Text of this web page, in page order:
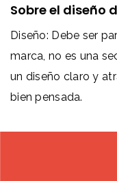
Sobre el diseño
Diseño: Debe ser
marca, no es una
un diseño claro y
bien pensada.